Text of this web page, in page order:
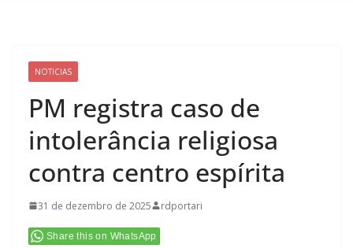
NOTICIAS
PM registra caso de
intolerância religiosa
contra centro espírita
31 de dezembro de 2025 rdportari
Share this on WhatsApp